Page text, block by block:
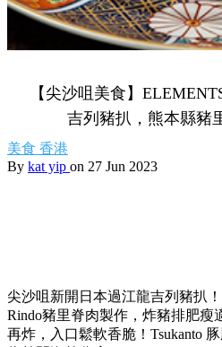
【尖沙咀美食】
吉列豬扒，熊本縣豬
美食 香港
By kat yip on 27 Jun 2023
尖沙咀新開 日本過江龍吉列豬扒
Rindo豬里脊肉製作，炸豬排肥瘦
再炸，入口鬆軟香脆！ Tsukanto